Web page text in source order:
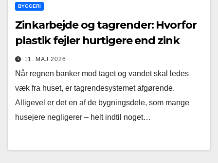
BYGGERI
Zinkarbejde og tagrender: Hvorfor
plastik fejler hurtigere end zink
11. MAJ 2026
Når regnen banker mod taget og vandet skal ledes
væk fra huset, er tagrendesystemet afgørende.
Alligevel er det en af de bygningsdele, som mange
husejere negligerer – helt indtil noget…